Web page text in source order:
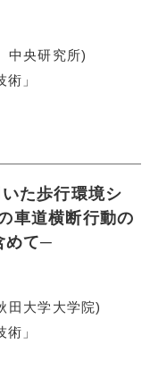
すゞ中央研究所)
」
た歩行環境シ
車道横断行動の
めて─
部 一孝 (秋田大学大学院)
」